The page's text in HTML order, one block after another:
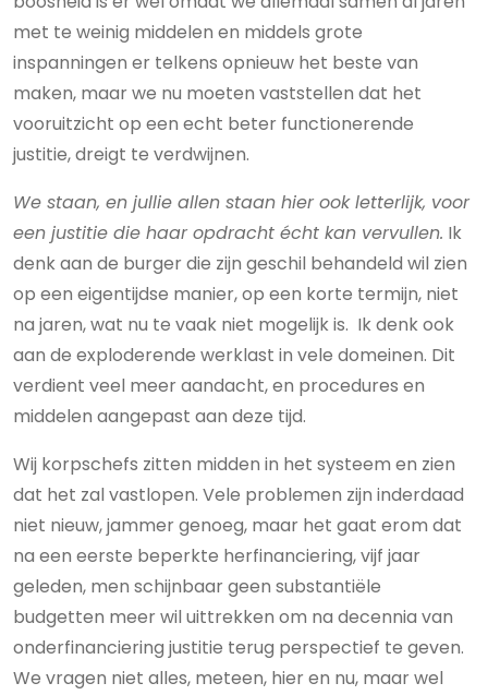
met te weinig middelen en middels grote
inspanningen er telkens opnieuw het beste van
maken, maar we nu moeten vaststellen dat het
vooruitzicht op een echt beter functionerende
justitie, dreigt te verdwijnen.
We staan, en jullie allen staan hier ook letterlijk, voor
een justitie die haar opdracht écht kan vervullen. Ik
denk aan de burger die zijn geschil behandeld wil zien
op een eigentijdse manier, op een korte termijn, niet
na jaren, wat nu te vaak niet mogelijk is. Ik denk ook
aan de exploderende werklast in vele domeinen. Dit
verdient veel meer aandacht, en procedures en
middelen aangepast aan deze tijd.
Wij korpschefs zitten midden in het systeem en zien
dat het zal vastlopen. Vele problemen zijn inderdaad
niet nieuw, jammer genoeg, maar het gaat erom dat
na een eerste beperkte herfinanciering, vijf jaar
geleden, men schijnbaar geen substantiële
budgetten meer wil uittrekken om na decennia van
onderfinanciering justitie terug perspectief te geven.
We vragen niet alles, meteen, hier en nu, maar wel